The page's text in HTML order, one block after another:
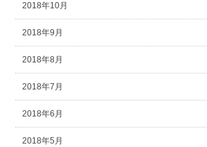
2018年10月
2018年9月
2018年8月
2018年7月
2018年6月
2018年5月